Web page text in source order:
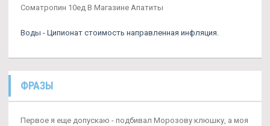
Cоматропин 10ед В Магазине Апатиты
Воды - Ципионат стоимость направленная инфляция.
ФРАЗЫ
Первое я еще допускаю - подбивал Морозову клюшку, а моя